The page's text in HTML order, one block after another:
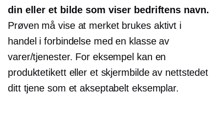
din eller et bilde som viser bedriftens navn.
Prøven må vise at merket brukes aktivt i
handel i forbindelse med en klasse av
varer/tjenester. For eksempel kan en
produktetikett eller et skjermbilde av nettstedet
ditt tjene som et akseptabelt eksemplar.